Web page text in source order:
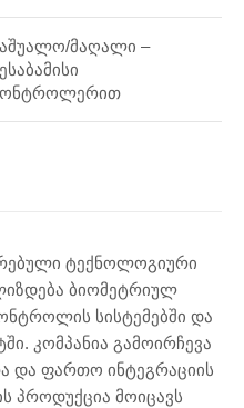
მაღალი –
ტექნოლოგიური
ბიომეტრიულ
სისტემებში და
კომპანია გამოირჩევა
და ფართო ინტეგრაციის
პროდუქცია მოიცავს